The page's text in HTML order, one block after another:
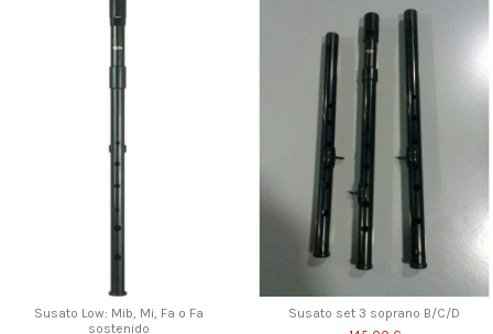
Susato Low: Mib, Mi, Fa o Fa
sostenido
Susato set 3 soprano B/C/D